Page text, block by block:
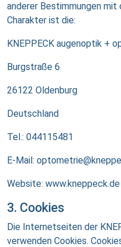
anderer Bestimmungen
Charakter ist die:
KNEPPECK augenoptik +
Burgstraße 6
26122 Oldenburg
Deutschland
Tel.: 044115481
E-Mail:
Website: www.kneppeck.de
3. Cookies
Die Internetseiten der
verwenden Cookies.